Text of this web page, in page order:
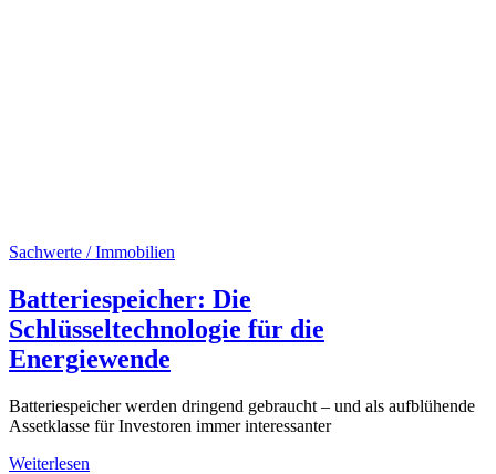
Sachwerte / Immobilien
Batteriespeicher: Die
Schlüsseltechnologie für die
Energiewende
Batteriespeicher werden dringend gebraucht – und als aufblühende
Assetklasse für Investoren immer interessanter
Weiterlesen